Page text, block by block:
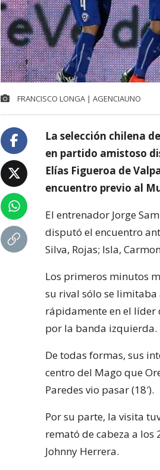
FRANCISCO LONGA | AGENCIAUNO
La selección chilena
en partido amistoso
Elías Figueroa de
encuentro previo al
El entrenador Jorge
disputó el encuentro
Silva, Rojas; Isla,
Los primeros minutos
su rival sólo se limitaba
rápidamente en el líder
por la banda izquierda.
De todas formas, sus
centro del Mago que
Paredes vio pasar (18′).
Por su parte, la visita
remató de cabeza a
Johnny Herrera.